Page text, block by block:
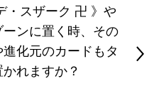
・スザーク 卍 》や
ンに置く時、その
化元のカードもタ
れますか？